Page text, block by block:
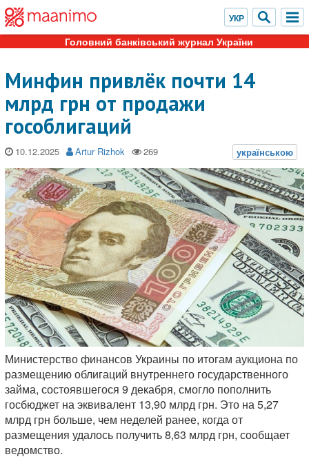
Головний банківський журнал України
Минфин привлёк почти 14
млрд грн от продажи
гособлигаций
10.12.2025 Artur Rizhok
Министерство финансов Украины по итогам аукциона по
размещению облигаций внутреннего государственного
займа, состоявшегося 9 декабря, смогло пополнить
госбюджет на эквивалент 13,90 млрд грн. Это на 5,27
млрд грн больше, чем неделей ранее, когда от
размещения удалось получить 8,63 млрд грн, сообщает
ведомство.